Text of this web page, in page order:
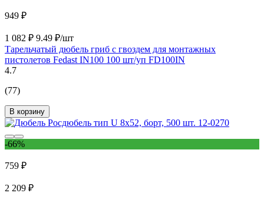
949 ₽
1 082 ₽ 9.49 ₽/шт
Тарельчатый дюбель гриб с гвоздем для монтажных
пистолетов Fedast IN100 100 шт/уп FD100IN
4.7
(77)
В корзину
-66%
759 ₽
2 209 ₽